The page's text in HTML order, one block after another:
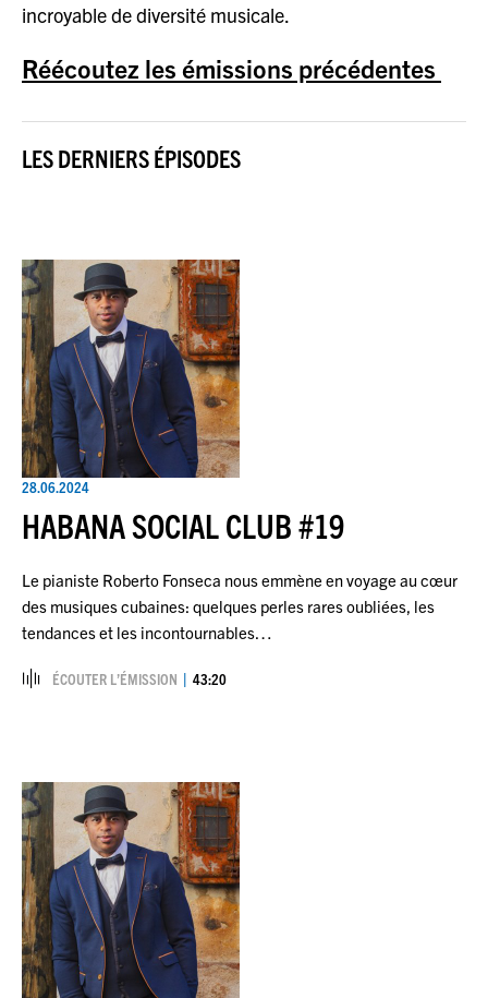
incroyable de diversité musicale.
Réécoutez les émissions précédentes
LES DERNIERS ÉPISODES
28.06.2024
HABANA SOCIAL CLUB #19
Le pianiste Roberto Fonseca nous emmène en voyage au cœur
des musiques cubaines: quelques perles rares oubliées, les
tendances et les incontournables…
ÉCOUTER L’ÉMISSION 43:20